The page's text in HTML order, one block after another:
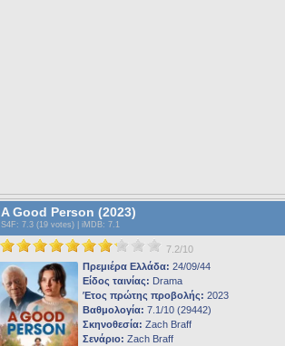
A Good Person (2023)
S4F : 7.3 (19 votes) | iMDB: 7.1
7.2/10
Πρεμιέρα Ελλάδα: 24/09/44
Είδος ταινίας: Drama
Έτος πρώτης προβολής: 2023
Βαθμολογία: 7.1/10 (29442)
Σκηνοθεσία: Zach Braff
Σενάριο: Zach Braff